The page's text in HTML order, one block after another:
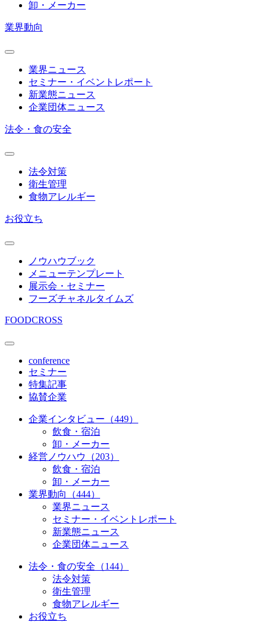
卸・メーカー
業界動向
業界ニュース
セミナー・イベントレポート
新業態ニュース
企業団体ニュース
法令・食の安全
法令対策
衛生管理
食物アレルギー
お役立ち
ノウハウブック
メニューテンプレート
展示会・セミナー
フーズチャネルタイムズ
FOODCROSS
conference
セミナー
特集記事
協賛企業
企業インタビュー（449）
飲食・宿泊
卸・メーカー
経営ノウハウ（203）
飲食・宿泊
卸・メーカー
業界動向（444）
業界ニュース
セミナー・イベントレポート
新業態ニュース
企業団体ニュース
法令・食の安全（144）
法令対策
衛生管理
食物アレルギー
お役立ち